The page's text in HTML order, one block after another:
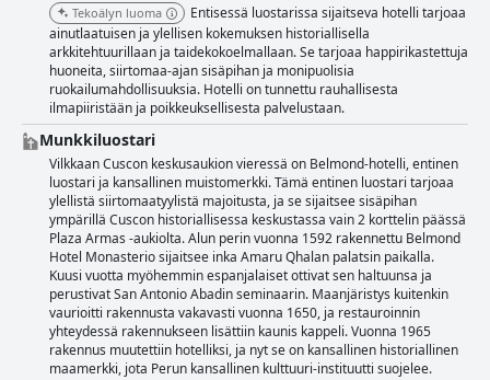
Tekoälyn luoma
Entisessä luostarissa sijaitseva hotelli tarjoaa
ainutlaatuisen ja ylellisen kokemuksen historiallisella
arkkitehtuurillaan ja taidekokoelmallaan. Se tarjoaa happirikastettuja
huoneita, siirtomaa-ajan sisäpihan ja monipuolisia
ruokailumahdollisuuksia. Hotelli on tunnettu rauhallisesta
ilmapiiristään ja poikkeuksellisesta palvelustaan.
Munkkiluostari
Vilkkaan Cuscon keskusaukion vieressä on Belmond-hotelli, entinen
luostari ja kansallinen muistomerkki. Tämä entinen luostari tarjoaa
ylellistä siirtomaatyylistä majoitusta, ja se sijaitsee sisäpihan
ympärillä Cuscon historiallisessa keskustassa vain 2 korttelin päässä
Plaza Armas -aukiolta. Alun perin vuonna 1592 rakennettu Belmond
Hotel Monasterio sijaitsee inka Amaru Qhalan palatsin paikalla.
Kuusi vuotta myöhemmin espanjalaiset ottivat sen haltuunsa ja
perustivat San Antonio Abadin seminaarin. Maanjäristys kuitenkin
vaurioitti rakennusta vakavasti vuonna 1650, ja restauroinnin
yhteydessä rakennukseen lisättiin kaunis kappeli. Vuonna 1965
rakennus muutettiin hotelliksi, ja nyt se on kansallinen historiallinen
maamerkki, jota Perun kansallinen kulttuuri-instituutti suojelee.